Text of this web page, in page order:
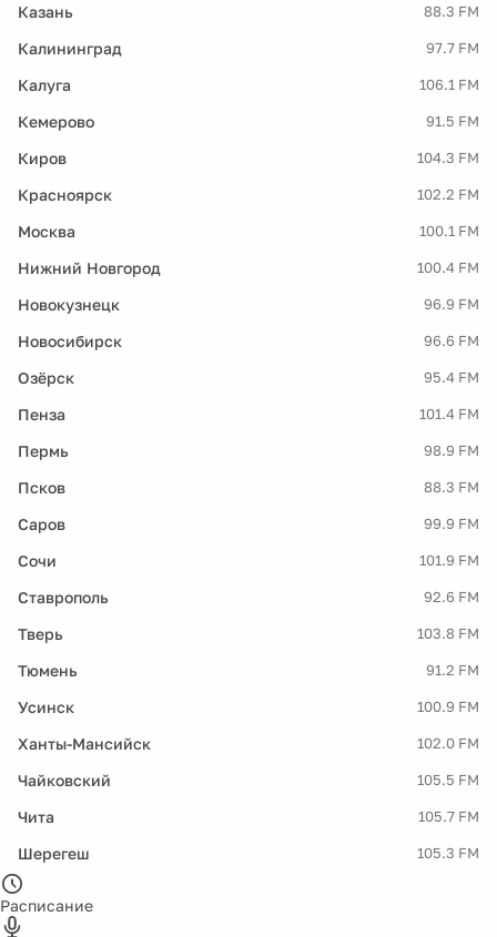
Казань 88.3 FM
Калининград 97.7 FM
Калуга 106.1 FM
Кемерово 91.5 FM
Киров 104.3 FM
Красноярск 102.2 FM
Москва 100.1 FM
Нижний Новгород 100.4 FM
Новокузнецк 96.9 FM
Новосибирск 96.6 FM
Озёрск 95.4 FM
Пенза 101.4 FM
Пермь 98.9 FM
Псков 88.3 FM
Саров 99.9 FM
Сочи 101.9 FM
Ставрополь 92.6 FM
Тверь 103.8 FM
Тюмень 91.2 FM
Усинск 100.9 FM
Ханты-Мансийск 102.0 FM
Чайковский 105.5 FM
Чита 105.7 FM
Шерегеш 105.3 FM
Расписание